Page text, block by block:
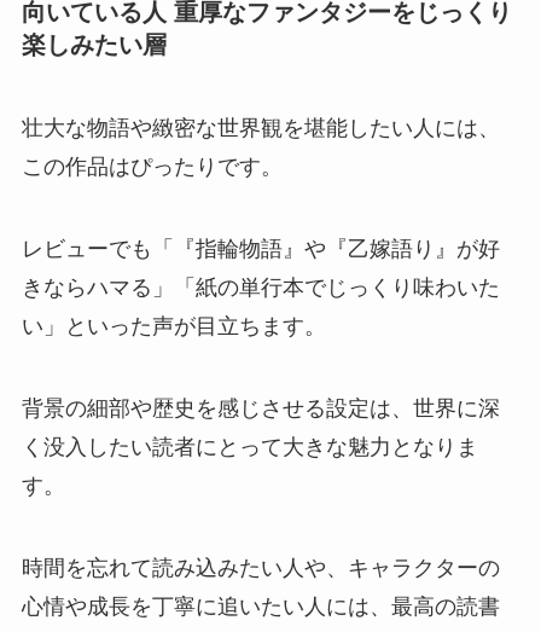
向いている人 重厚なファンタジーをじっくり
楽しみたい層
壮大な物語や緻密な世界観を堪能したい人には、
この作品はぴったりです。
レビューでも「『指輪物語』や『乙嫁語り』が好
きならハマる」「紙の単行本でじっくり味わいた
い」といった声が目立ちます。
背景の細部や歴史を感じさせる設定は、世界に深
く没入したい読者にとって大きな魅力となりま
す。
時間を忘れて読み込みたい人や、キャラクターの
心情や成長を丁寧に追いたい人には、最高の読書